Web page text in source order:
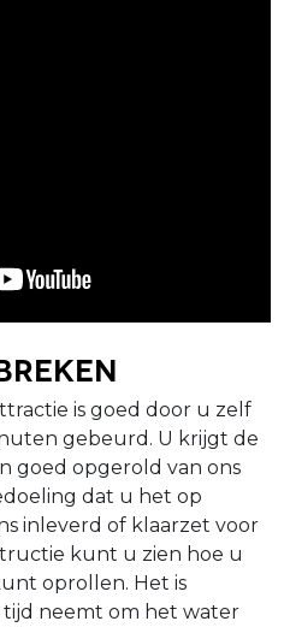
is goed door u zelf
gebeurd. U krijgt de
goed opgerold van ons
dat u het op
inleverd of klaarzet voor
kunt u zien hoe u
oprollen. Het is
neemt om het water